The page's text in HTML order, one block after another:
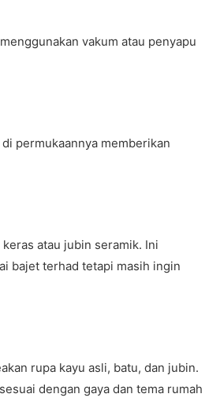
vakum atau penyapu
permukaannya memberikan
atau jubin seramik. Ini
bajet terhad tetapi masih ingin
rupa kayu asli, batu, dan jubin.
dengan gaya dan tema rumah